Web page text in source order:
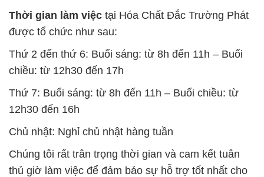
Thời gian làm việc tại Hóa Chất Đắc Trường Phát
được tổ chức như sau:
Thứ 2 đến thứ 6: Buổi sáng: từ 8h đến 11h – Buổi
chiều: từ 12h30 đến 17h
Thứ 7: Buổi sáng: từ 8h đến 11h – Buổi chiều: từ
12h30 đến 16h
Chủ nhật: Nghỉ chủ nhật hàng tuần
Chúng tôi rất trân trọng thời gian và cam kết tuân
thủ giờ làm việc để đảm bảo sự hỗ trợ tốt nhất cho